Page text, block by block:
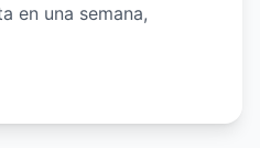
en una semana,